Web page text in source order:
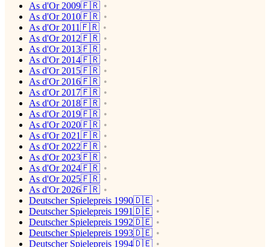
As d'Or 2009🇫🇷
As d'Or 2010🇫🇷
As d'Or 2011🇫🇷
As d'Or 2012🇫🇷
As d'Or 2013🇫🇷
As d'Or 2014🇫🇷
As d'Or 2015🇫🇷
As d'Or 2016🇫🇷
As d'Or 2017🇫🇷
As d'Or 2018🇫🇷
As d'Or 2019🇫🇷
As d'Or 2020🇫🇷
As d'Or 2021🇫🇷
As d'Or 2022🇫🇷
As d'Or 2023🇫🇷
As d'Or 2024🇫🇷
As d'Or 2025🇫🇷
As d'Or 2026🇫🇷
Deutscher Spielepreis 1990🇩🇪
Deutscher Spielepreis 1991🇩🇪
Deutscher Spielepreis 1992🇩🇪
Deutscher Spielepreis 1993🇩🇪
Deutscher Spielepreis 1994🇩🇪